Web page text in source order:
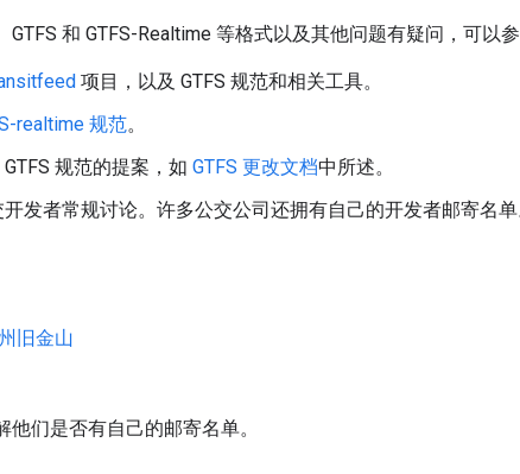
和 GTFS-Realtime 等格式以及其他问题有疑问，可以
项目，以及 GTFS 规范和相关工具。
realtime 规范。
GTFS 规范的提案，如 GTFS 更改文档中所述。
开发者常规讨论。许多公交公司还拥有自己的开发者邮寄名
旧金山
们是否有自己的邮寄名单。